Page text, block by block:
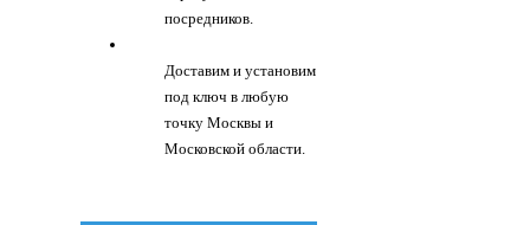
посредников.
Доставим и установим
под ключ в любую
точку Москвы и
Московской области.